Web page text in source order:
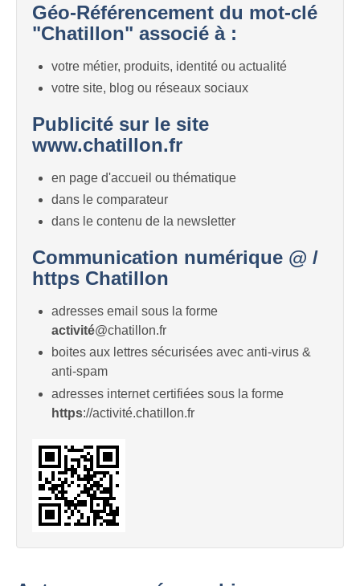
Géo-Référencement du mot-clé
"Chatillon" associé à :
votre métier, produits, identité ou actualité
votre site, blog ou réseaux sociaux
Publicité sur le site
www.chatillon.fr
en page d'accueil ou thématique
dans le comparateur
dans le contenu de la newsletter
Communication numérique @ /
https Chatillon
adresses email sous la forme
activité@chatillon.fr
boites aux lettres sécurisées avec anti-virus &
anti-spam
adresses internet certifiées sous la forme
https://activité.chatillon.fr